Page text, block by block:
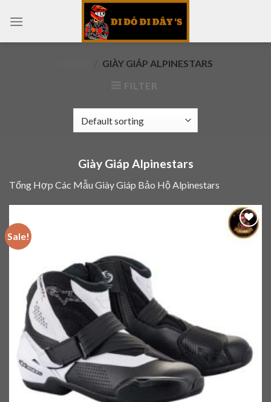
GIÀY GIÁP ALPINESTARS
FILTER
Giày Giáp Alpinestars
Tổng Hợp Các Mẫu Giày Giáp Bảo Hộ Alpinestars
Sale!
Add to